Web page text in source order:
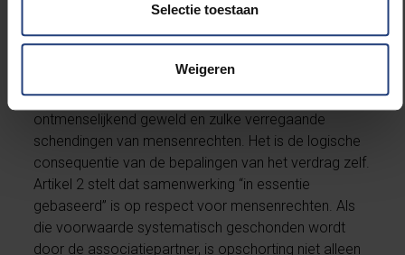
Selectie toestaan
Weigeren
de Associatieovereenkomst met Israël op te
schorten. De opschorting van de overeenkomst is
betwisten niet het recht van Israël om zich te
verdedigen; wat wij aanklagen is dat dit leidt tot
ontmenselijkend geweld en zulke verregaande
schendingen van mensenrechten. Het is de logische
consequentie van de bepalingen van het verdrag zelf.
Artikel 2 stelt dat samenwerking “in essentie
gebaseerd” is op respect voor mensenrechten. Als
die voorwaarde systematisch geschonden wordt
door de associatiepartner, is opschorting niet alleen